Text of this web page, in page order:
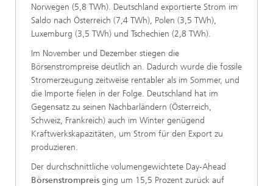
Norwegen (5,8 TWh). Deutschland exportierte Strom im
Saldo nach Österreich (7,4 TWh), Polen (3,5 TWh),
Luxemburg (3,5 TWh) und Tschechien (2,8 TWh).
Im November und Dezember stiegen die
Börsenstrompreise deutlich an. Dadurch wurde die fossile
Stromerzeugung zeitweise rentabler als im Sommer, und
die Importe fielen in der Folge. Deutschland hat im
Gegensatz zu seinen Nachbarländern (Österreich,
Schweiz, Frankreich) auch im Winter genügend
Kraftwerkskapazitäten, um Strom für den Export zu
produzieren.
Der durchschnittliche volumengewichtete Day-Ahead
Börsenstrompreis ging um 15,5 Prozent zurück auf